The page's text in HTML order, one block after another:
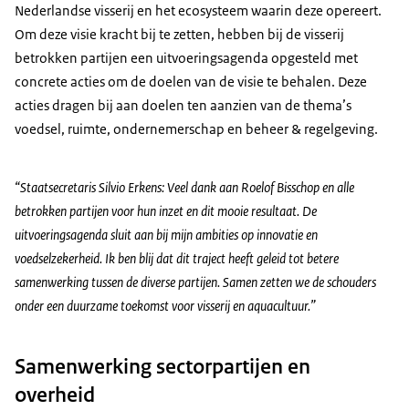
Nederlandse visserij en het ecosysteem waarin deze opereert.
Om deze visie kracht bij te zetten, hebben bij de visserij
betrokken partijen een uitvoeringsagenda opgesteld met
concrete acties om de doelen van de visie te behalen. Deze
acties dragen bij aan doelen ten aanzien van de thema’s
voedsel, ruimte, ondernemerschap en beheer & regelgeving.
“Staatsecretaris Silvio Erkens: Veel dank aan Roelof Bisschop en alle
betrokken partijen voor hun inzet en dit mooie resultaat. De
uitvoeringsagenda sluit aan bij mijn ambities op innovatie en
voedselzekerheid. Ik ben blij dat dit traject heeft geleid tot betere
samenwerking tussen de diverse partijen. Samen zetten we de schouders
onder een duurzame toekomst voor visserij en aquacultuur.”
Samenwerking sectorpartijen en
overheid